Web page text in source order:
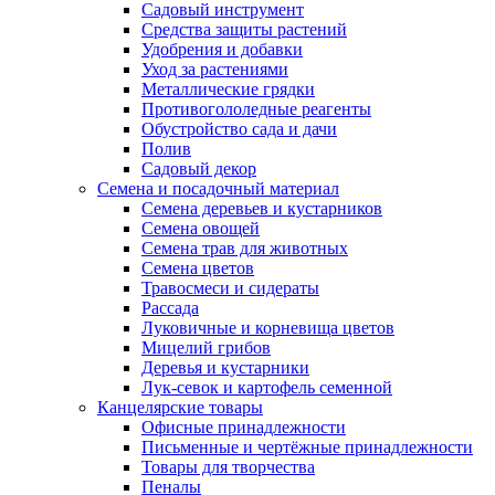
Садовый инструмент
Средства защиты растений
Удобрения и добавки
Уход за растениями
Металлические грядки
Противогололедные реагенты
Обустройство сада и дачи
Полив
Садовый декор
Семена и посадочный материал
Семена деревьев и кустарников
Семена овощей
Семена трав для животных
Семена цветов
Травосмеси и сидераты
Рассада
Луковичные и корневища цветов
Мицелий грибов
Деревья и кустарники
Лук-севок и картофель семенной
Канцелярские товары
Офисные принадлежности
Письменные и чертёжные принадлежности
Товары для творчества
Пеналы